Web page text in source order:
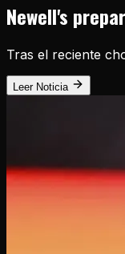
Newell's
Tras el reciente
Leer Noticia